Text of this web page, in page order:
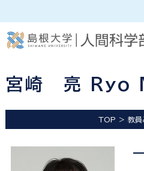
宮崎 亮 Ryo
TOP 教員